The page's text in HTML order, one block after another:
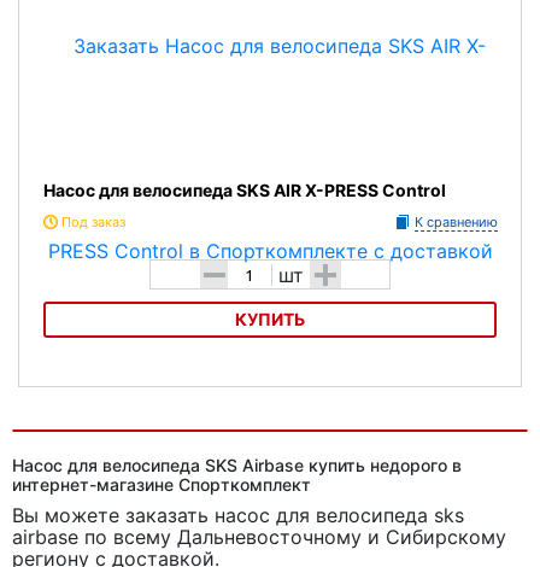
Насос для велосипеда SKS AIR X-PRESS Control
Под заказ К сравнению
- шт +
КУПИТЬ
Насос для велосипеда SKS Airbase купить недорого в
интернет-магазине Спорткомплект
Вы можете заказать насос для велосипеда sks
airbase по всему Дальневосточному и Сибирскому
региону с доставкой.